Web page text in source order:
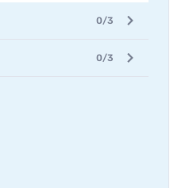
0/3
0/3